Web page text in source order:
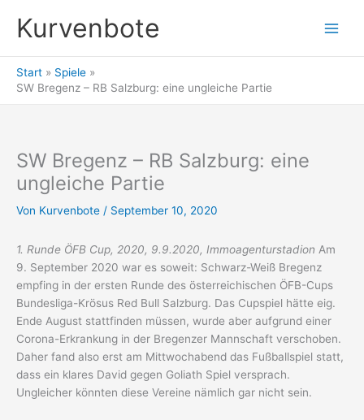
InhaltKurvenbote
Start
Spiele
SW Bregenz – RB Salzburg: eine ungleiche Partie
SW Bregenz – RB Salzburg: eine
ungleiche Partie
Von Kurvenbote / September 10, 2020
1. Runde ÖFB Cup, 2020, 9.9.2020, Immoagenturstadion Am
9. September 2020 war es soweit: Schwarz-Weiß Bregenz
empfing in der ersten Runde des österreichischen ÖFB-Cups
Bundesliga-Krösus Red Bull Salzburg. Das Cupspiel hätte eig.
Ende August stattfinden müssen, wurde aber aufgrund einer
Corona-Erkrankung in der Bregenzer Mannschaft verschoben.
Daher fand also erst am Mittwochabend das Fußballspiel statt,
dass ein klares David gegen Goliath Spiel versprach.
Ungleicher könnten diese Vereine nämlich gar nicht sein.